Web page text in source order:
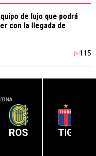
de lujo que podrá
con la llegada de
115
ROS TIG